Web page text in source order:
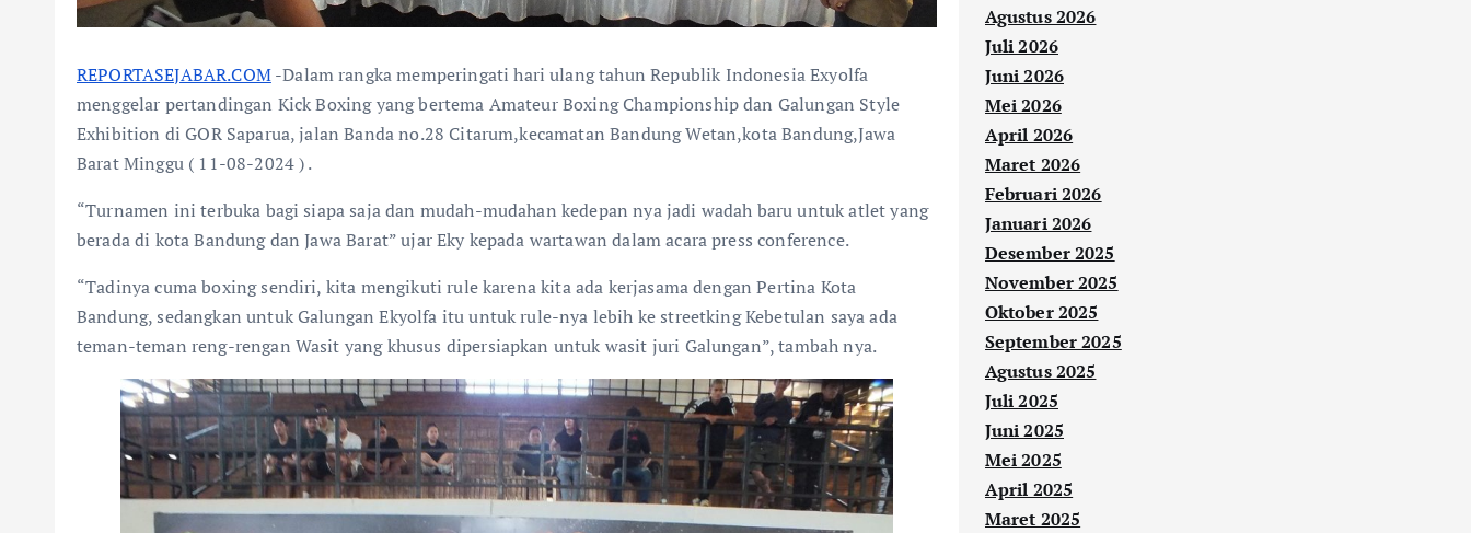
REPORTASEJABAR.COM-Dalam rangka memperingati hari ulang tahun Republik Indonesia Exyolfa
menggelar pertandingan Kick Boxing yang bertema Amateur Boxing Championship dan Galungan Style
Exhibition di GOR Saparua, jalan Banda no.28 Citarum,kecamatan Bandung Wetan,kota Bandung,Jawa
Barat Minggu ( 11-08-2024 ) .
“Turnamen ini terbuka bagi siapa saja dan mudah-mudahan kedepan nya jadi wadah baru untuk atlet yang
berada di kota Bandung dan Jawa Barat” ujar Eky kepada wartawan dalam acara press conference.
“Tadinya cuma boxing sendiri, kita mengikuti rule karena kita ada kerjasama dengan Pertina Kota
Bandung, sedangkan untuk Galungan Ekyolfa itu untuk rule-nya lebih ke streetking Kebetulan saya ada
teman-teman reng-rengan Wasit yang khusus dipersiapkan untuk wasit juri Galungan”, tambah nya.
Agustus 2026
Juli 2026
Juni 2026
Mei 2026
April 2026
Maret 2026
Februari 2026
Januari 2026
Desember 2025
November 2025
Oktober 2025
September 2025
Agustus 2025
Juli 2025
Juni 2025
Mei 2025
April 2025
Maret 2025